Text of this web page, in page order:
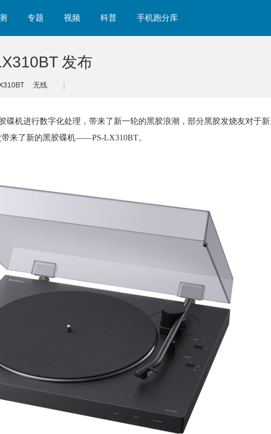
专题 视频 科普 手机跑分库
发布
无线
碟机进行数字化处理，带来了新一轮的黑胶浪潮，部分黑胶发烧友对于
来了新的黑胶碟机——PS-LX310BT。